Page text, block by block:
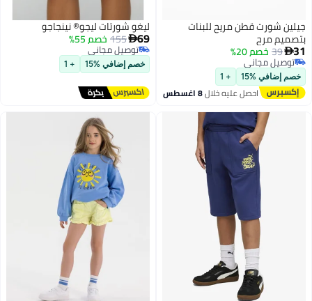
جيلين شورت قطن مريح للبنات
بتصميم مرح
31
39 خصم 20%
توصيل مجاني
توصيل مجاني
خصم إضافي %15 + 1
احصل عليه خلال8 اغسطس
ليغو شورتات ليجو® نينجاجو
69
155 خصم 55%
توصيل مجاني
توصيل مجاني
خصم إضافي %15 + 1